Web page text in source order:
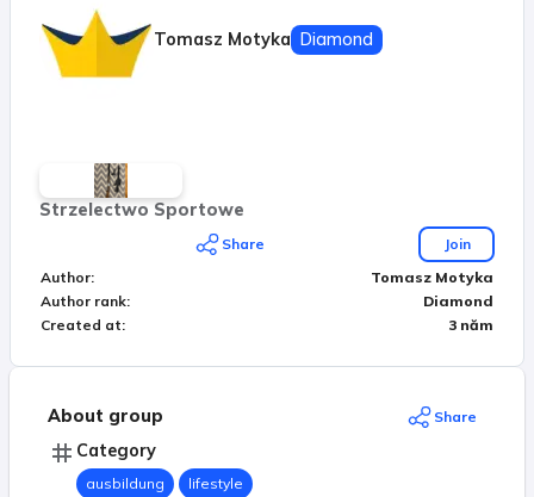
Tomasz Motyka Diamond
Strzelectwo Sportowe
Share
Join
Author:
Tomasz Motyka
Author rank:
Diamond
Created at: 3 năm
About group Share
Category
ausbildung lifestyle